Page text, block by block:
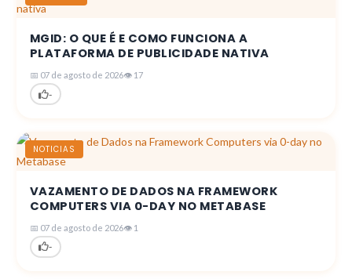
MGID: O QUE É E COMO FUNCIONA A
PLATAFORMA DE PUBLICIDADE NATIVA
📅 07 de agosto de 2026👁 17
-
NOTICIAS
VAZAMENTO DE DADOS NA FRAMEWORK
COMPUTERS VIA 0-DAY NO METABASE
📅 07 de agosto de 2026👁 1
-